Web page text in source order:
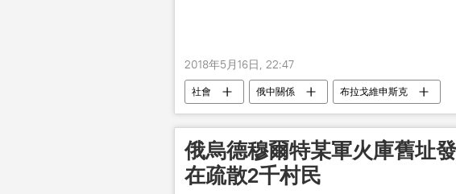
2018年5月16日, 22:47
社會 俄中關係 布拉戈維申斯克
俄烏德穆爾特某軍火庫舊址
在疏散2千村民